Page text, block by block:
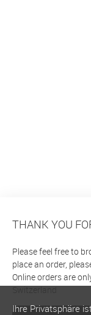
THANK YOU
Please feel free to
place an order,
Online orders are
Switzerland
Ihre Privatsphäre